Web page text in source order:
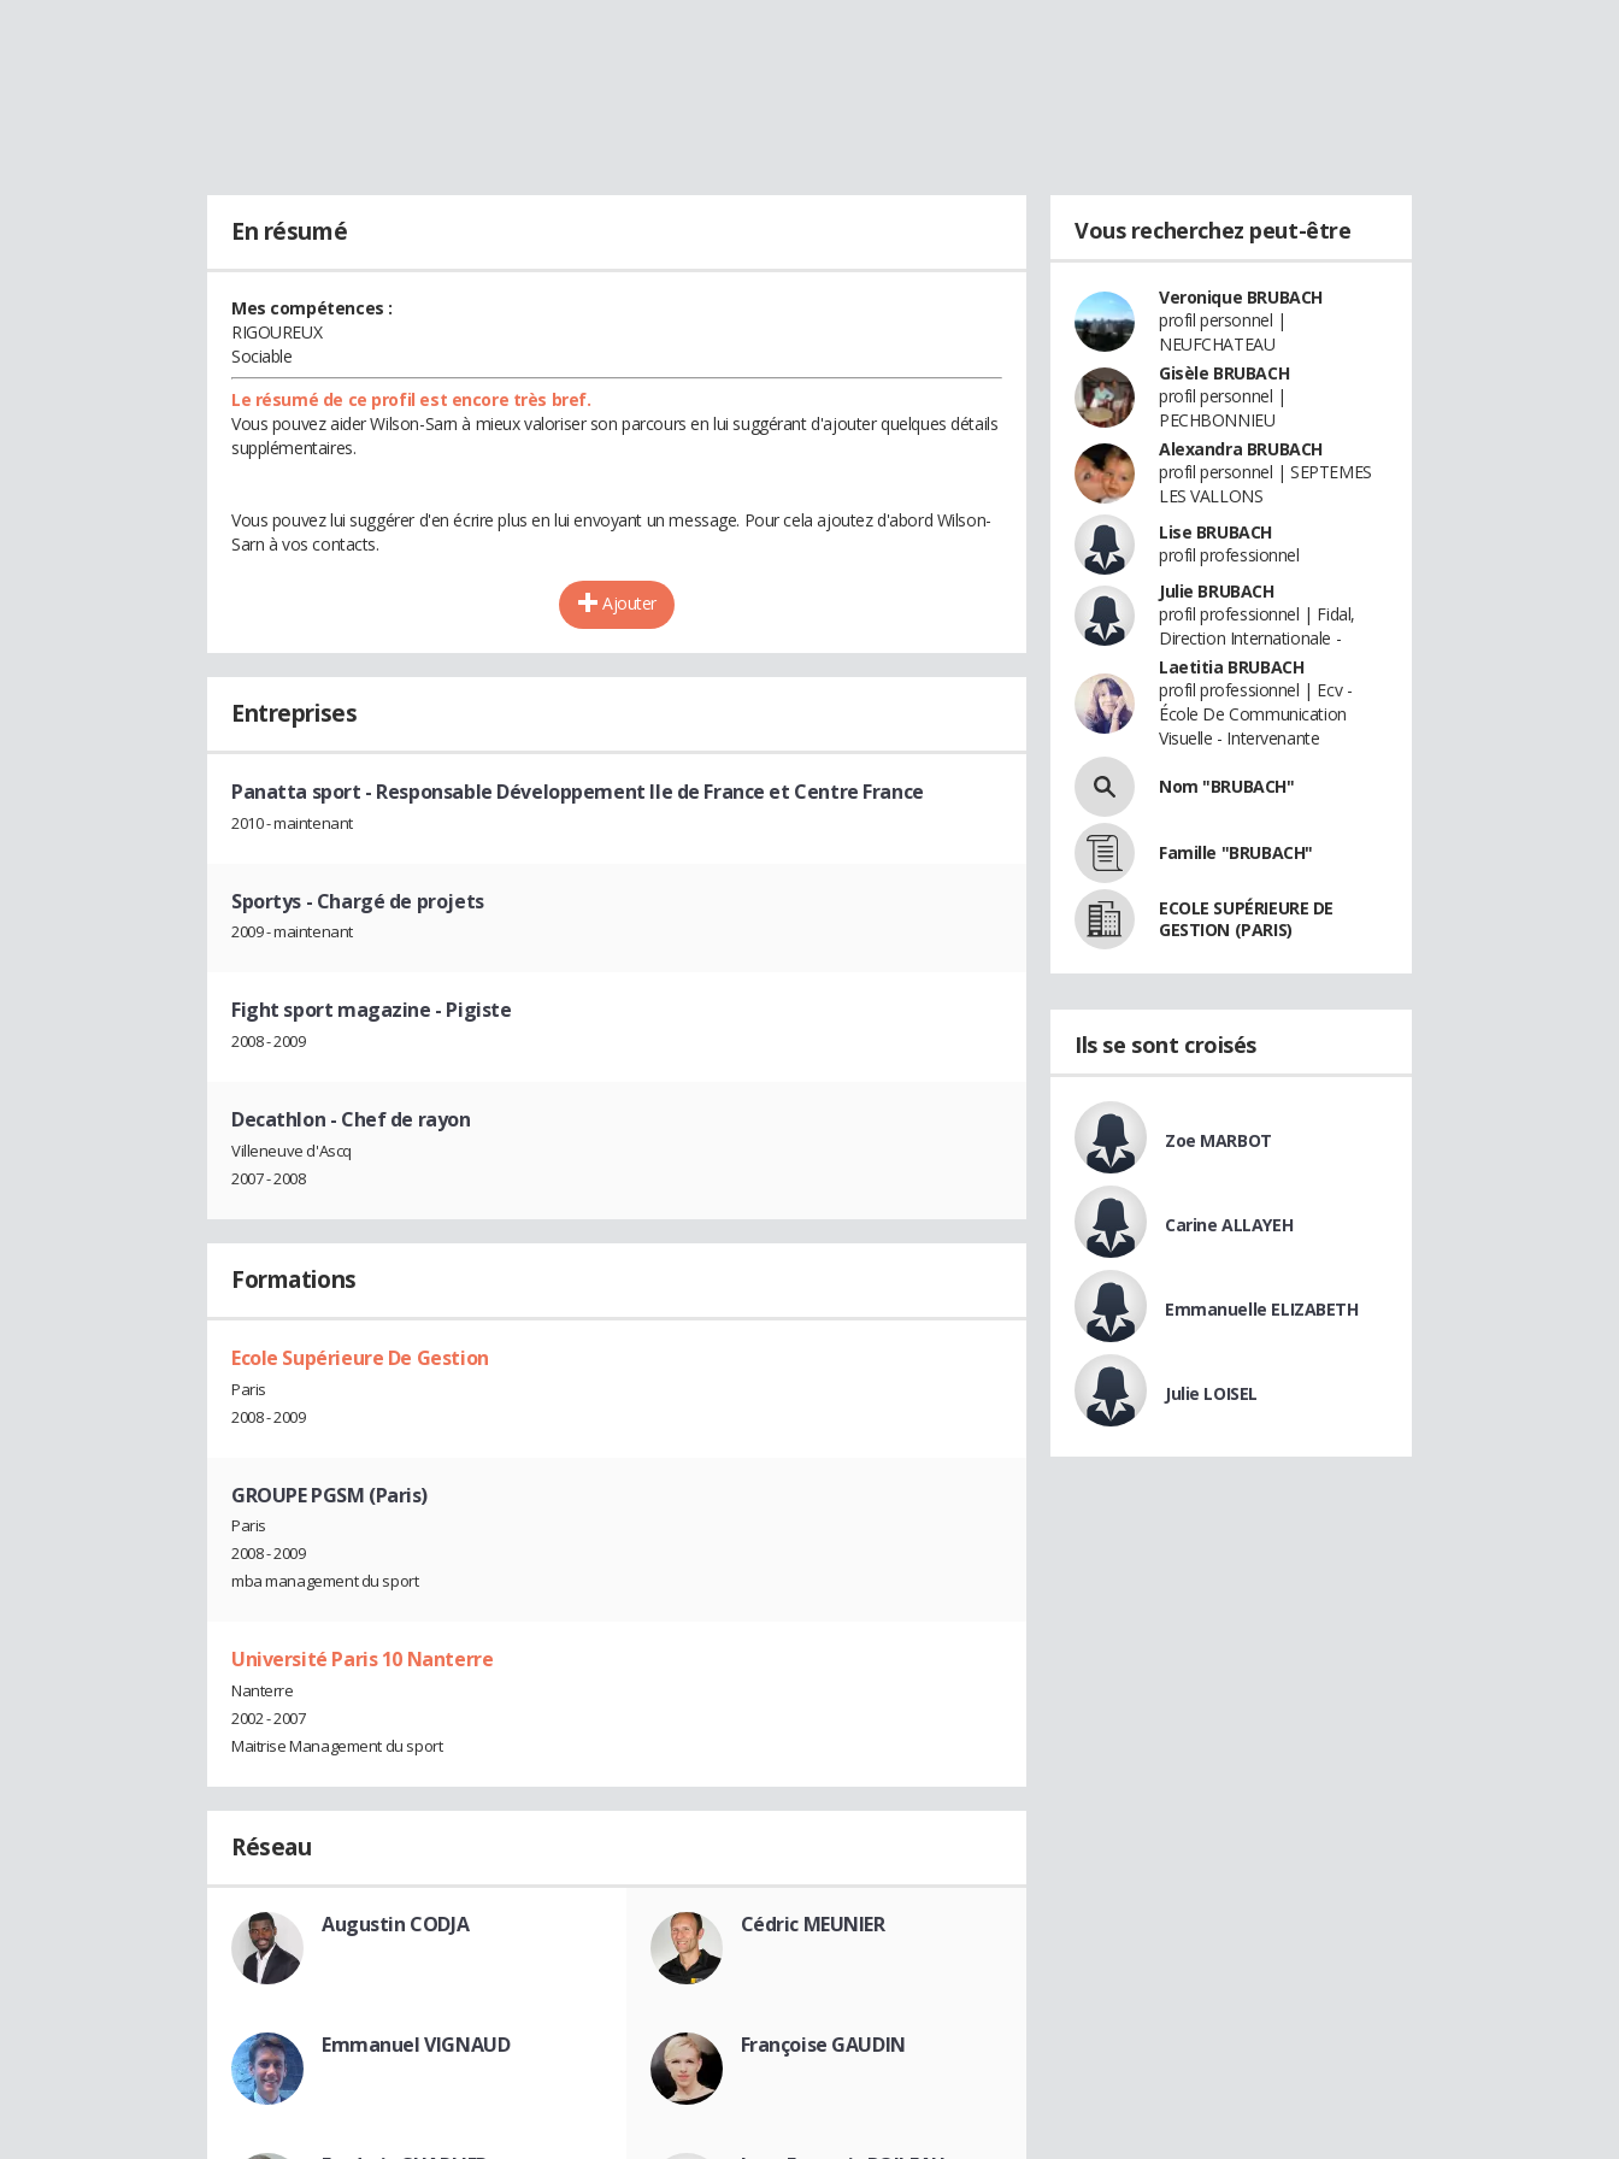
En résumé
Mes compétences :
RIGOUREUX
Sociable
Le résumé de ce profil est encore très bref.
Vous pouvez aider Wilson-Sarn à mieux valoriser son parcours en lui suggérant d'ajouter quelques détails
supplémentaires.
Vous pouvez lui suggérer d'en écrire plus en lui envoyant un message. Pour cela ajoutez d'abord Wilson-
Sarn à vos contacts.
Ajouter
Entreprises
Panatta sport - Responsable Développement Ile de France et Centre France
2010 - maintenant
Sportys - Chargé de projets
2009 - maintenant
Fight sport magazine - Pigiste
2008 - 2009
Decathlon - Chef de rayon
Villeneuve d'Ascq
2007 - 2008
Formations
Ecole Supérieure De Gestion
Paris
2008 - 2009
GROUPE PGSM (Paris)
Paris
2008 - 2009
mba management du sport
Université Paris 10 Nanterre
Nanterre
2002 - 2007
Maitrise Management du sport
Réseau
Augustin CODJA Cédric MEUNIER
Emmanuel VIGNAUD Françoise GAUDIN
Vous recherchez peut-être
Veronique BRUBACH
profil personnel |
NEUFCHATEAU
Gisèle BRUBACH
profil personnel |
PECHBONNIEU
Alexandra BRUBACH
profil personnel | SEPTEMES
LES VALLONS
Lise BRUBACH
profil professionnel
Julie BRUBACH
profil professionnel | Fidal,
Direction Internationale -
Laetitia BRUBACH
profil professionnel | Ecv -
École De Communication
Visuelle - Intervenante
Nom "BRUBACH"
Famille "BRUBACH"
ECOLE SUPÉRIEURE DE
GESTION (PARIS)
Ils se sont croisés
Zoe MARBOT
Carine ALLAYEH
Emmanuelle ELIZABETH
Julie LOISEL